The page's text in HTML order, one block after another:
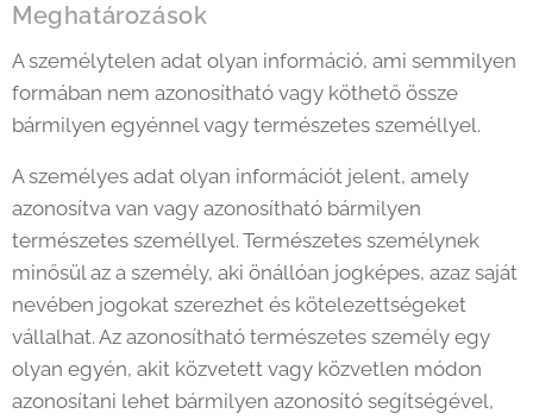
Meghatározások
A személytelen adat olyan információ, ami semmilyen
formában nem azonosítható vagy köthető össze
bármilyen egyénnel vagy természetes személlyel.
A személyes adat olyan információt jelent, amely
azonosítva van vagy azonosítható bármilyen
természetes személlyel. Természetes személynek
minősül az a személy, aki önállóan jogképes, azaz saját
nevében jogokat szerezhet és kötelezettségeket
vállalhat. Az azonosítható természetes személy egy
olyan egyén, akit közvetett vagy közvetlen módon
azonosítani lehet bármilyen azonosító segítségével,